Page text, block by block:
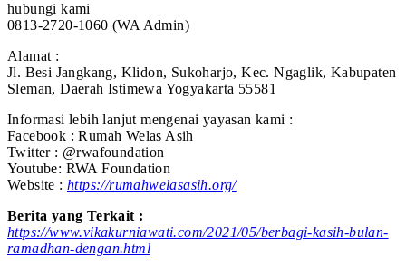
hubungi kami
0813-2720-1060 (WA Admin)
Alamat :
Jl. Besi Jangkang, Klidon, Sukoharjo, Kec. Ngaglik, Kabupaten
Sleman, Daerah Istimewa Yogyakarta 55581
Informasi lebih lanjut mengenai yayasan kami :
Facebook : Rumah Welas Asih
Twitter : @rwafoundation
Youtube: RWA Foundation
Website : https://rumahwelasasih.org/
Berita yang Terkait :
https://www.vikakurniawati.com/2021/05/berbagi-kasih-bulan-
ramadhan-dengan.html